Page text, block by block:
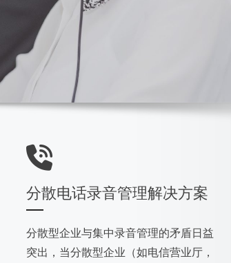
分散电话录音管理解决方案
分散型企业与集中录音管理的矛盾日益
突出，当分散型企业（如电信营业厅，